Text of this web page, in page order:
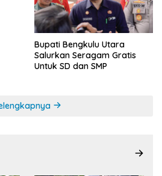
Bupati Bengkulu Utara
Salurkan Seragam Gratis
Untuk SD dan SMP